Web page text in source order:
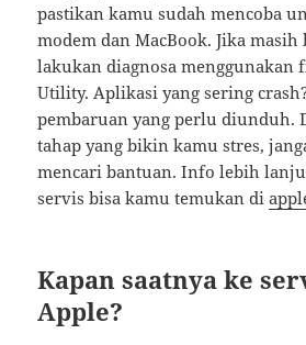
pastikan kamu sudah mencoba
modem dan MacBook. Jika masih
lakukan diagnosa menggunakan
Utility. Aplikasi yang sering
pembaruan yang perlu diunduh.
tahap yang bikin kamu stres,
mencari bantuan. Info lebih
servis bisa kamu temukan di
Kapan saatnya ke
Apple?